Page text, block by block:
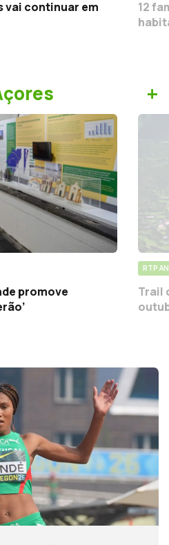
vai continuar em
12
+
promove
RTP
Trail